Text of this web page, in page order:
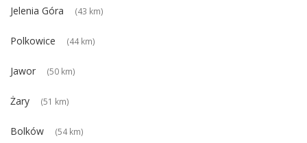
Jelenia Góra (43 km)
Polkowice (44 km)
Jawor (50 km)
Żary (51 km)
Bolków (54 km)